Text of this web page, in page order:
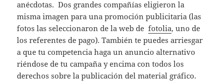
anécdotas. Dos grandes compañías eligieron la
misma imagen para una promoción publicitaria (las
fotos las seleccionaron de la web defotolia, uno de
los referentes de pago). También te puedes arriesgar
a que tu competencia haga un anuncio alternativo
riéndose de tu campaña y encima con todos los
derechos sobre la publicación del material gráfico.